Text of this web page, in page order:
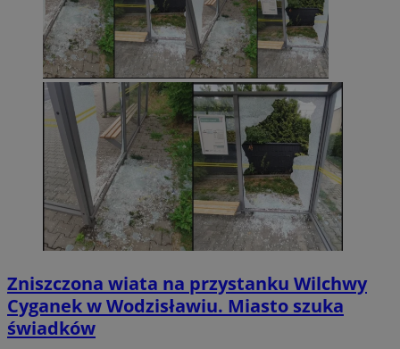
Zniszczona wiata na przystanku Wilchwy
Cyganek w Wodzisławiu. Miasto szuka
świadków